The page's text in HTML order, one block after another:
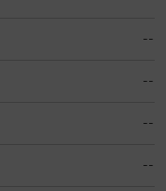
--
--
--
--